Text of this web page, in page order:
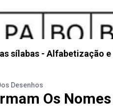
sílabas - Alfabetização
Desenhos
Os